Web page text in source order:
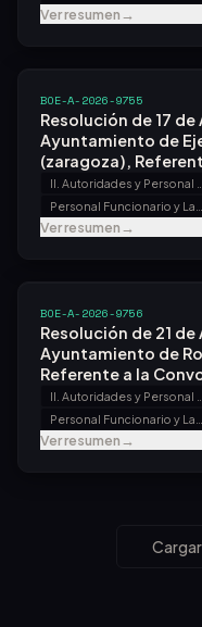
Ver resumen→
BOE-A-2026-9755
Resolución de 17
Ayuntamiento de
(zaragoza),
Proveer Varias Plazas.
Ver resumen→
BOE-A-2026-9756
Resolución de 21
Ayuntamiento de
Referente a la
Plazas.
Ver resumen→